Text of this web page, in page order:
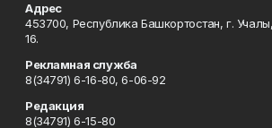
Адрес
453700, Республика Башкортостан, г.
16.
Рекламная служба
8(34791) 6-16-80, 6-06-92
Редакция
8(34791) 6-15-80